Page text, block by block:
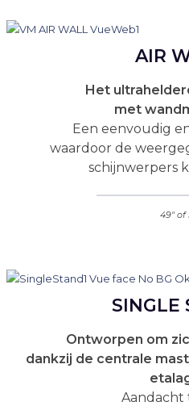
AIR
Het
met
Een eenvoudig
waardoor de
schijnwerpers
49" of
SINGLE
Ontworpen om
dankzij de centrale
Aandacht